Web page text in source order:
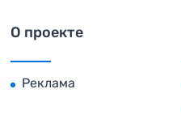
О проекте
Реклама